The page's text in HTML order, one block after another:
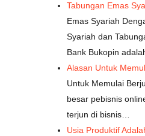
Tabungan Emas
Emas Syariah
Syariah dan
Bank Bukopin
Alasan Untuk
Untuk Memulai
besar pebisnis
terjun di bisnis…
Usia Produktif